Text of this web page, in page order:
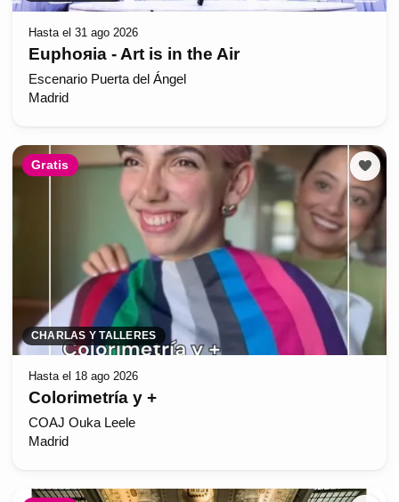
Hasta el 31 ago 2026
Euphoяia - Art is in the Air
Escenario Puerta del Ángel
Madrid
Gratis
CHARLAS Y TALLERES
Hasta el 18 ago 2026
Colorimetría y +
COAJ Ouka Leele
Madrid